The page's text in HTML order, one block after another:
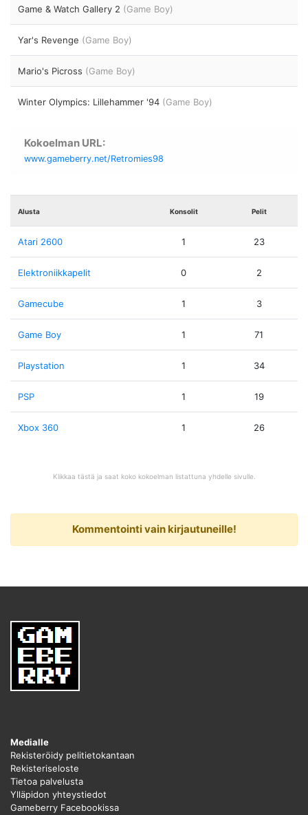
Game & Watch Gallery 2 (Game Boy)
Yar's Revenge (Game Boy)
Mario's Picross (Game Boy)
Winter Olympics: Lillehammer '94 (Game Boy)
Kokoelman URL:
www.gameberry.net/Retromies98
Alusta Konsolit Pelit
Atari 2600 1 23
Elektroniikkapelit 0 2
Gamecube 1 3
Game Boy 1 71
Playstation 1 34
PSP 1 19
Xbox 360 1 26
Klikkaa tästä ja saat koko kokoelman listattuna yhdelle sivulle.
Kommentointi vain kirjautuneille!
Medialle
Rekisteröidy pelitietokantaan
Rekisteriseloste
Tietoa palvelusta
Ylläpidon yhteystiedot
Gameberry Facebookissa